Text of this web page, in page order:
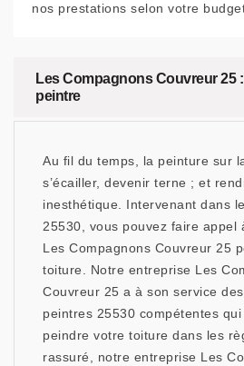
nos prestations selon votre
Les Compagnons Couvreur 25
peintre
Au fil du temps, la peinture sur
s’écailler, devenir terne ; et
inesthétique. Intervenant dans
25530, vous pouvez faire appel
Les Compagnons Couvreur 25
toiture. Notre entreprise Les
Couvreur 25 a à son service
peintres 25530 compétentes
peindre votre toiture dans les
rassuré, notre entreprise Les